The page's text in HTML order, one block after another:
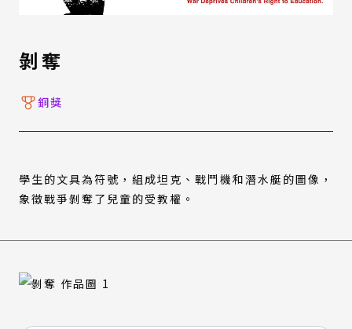
剝奪
銅獎
學生的文具為符號，組成坦克、戰鬥機和潛水艇的圖像，
象徵戰爭剝奪了兒童的受教權。